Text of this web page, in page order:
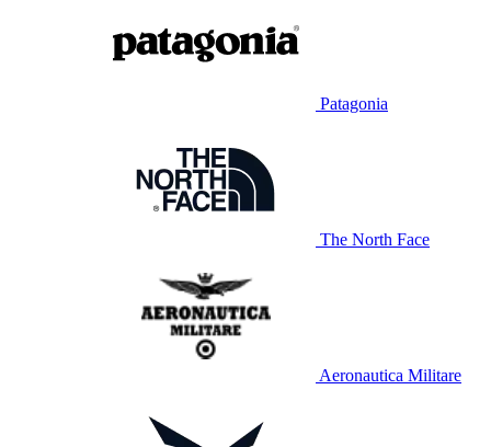
Patagonia
The North Face
Aeronautica Militare